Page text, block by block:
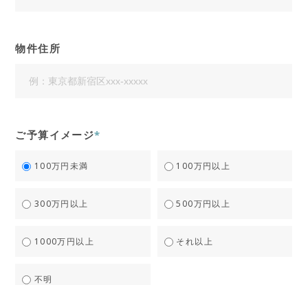
物件住所
ご予算イメージ*
100万円未満 100万円以上
300万円以上 500万円以上
1000万円以上 それ以上
不明